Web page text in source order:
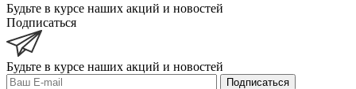
Будьте в курсе наших акций и новостей
Подписаться
Будьте в курсе наших акций и новостей
Подписаться